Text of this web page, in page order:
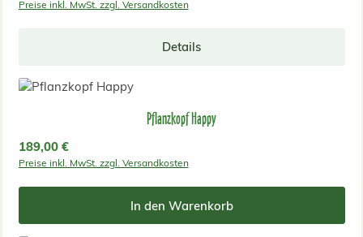
Preise inkl. MwSt. zzgl. Versandkosten
Details
Pflanzkopf Happy
Regulärer Preis:
189,00 €
Preise inkl. MwSt. zzgl. Versandkosten
In den Warenkorb